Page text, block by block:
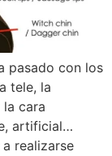
pasado con los
tele, la
cara
artificial…
realizarse